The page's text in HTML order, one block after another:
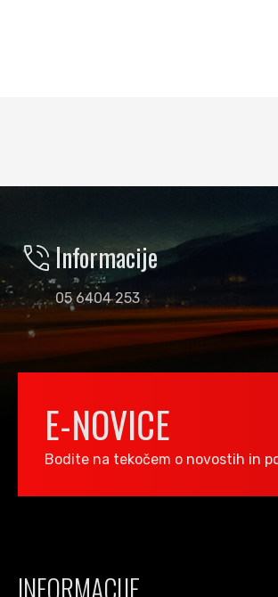
phone_in_talkInformacije
05 6404 253
E-NOVICE
Bodite na tekočem o novostih in
INFORMACIJE